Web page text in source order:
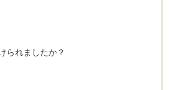
られましたか？